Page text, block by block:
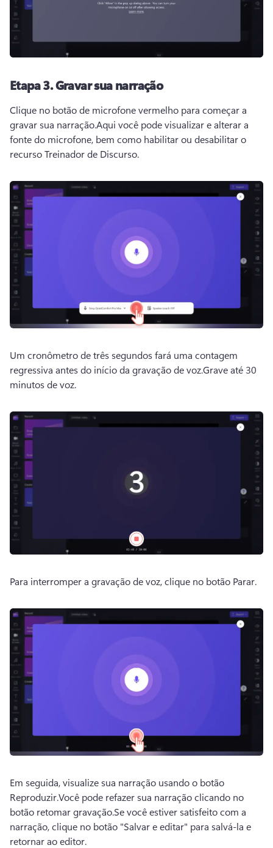
Etapa 3.Gravar sua narração
Clique no botão de microfone vermelho para começar a
gravar sua narração.Aqui você pode visualizar e alterar a
fonte do microfone, bem como habilitar ou desabilitar o
recurso Treinador de Discurso.
Um cronômetro de três segundos fará uma contagem
regressiva antes do início da gravação de voz.Grave até 30
minutos de voz.
Para interromper a gravação de voz, clique no botão Parar.
Em seguida, visualize sua narração usando o botão
Reproduzir.Você pode refazer sua narração clicando no
botão retomar gravação.Se você estiver satisfeito com a
narração, clique no botão "Salvar e editar" para salvá-la e
retornar ao editor.